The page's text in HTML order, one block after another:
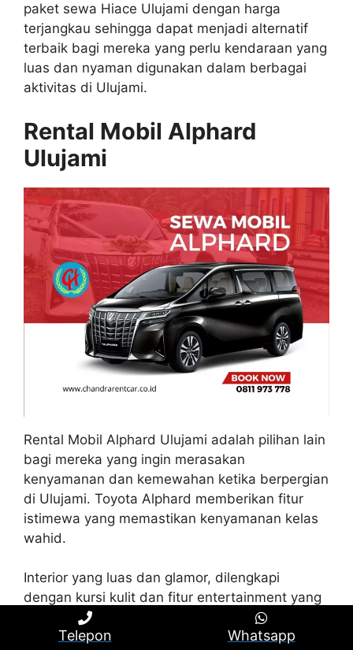
paket sewa Hiace Ulujami dengan harga
terjangkau sehingga dapat menjadi alternatif
terbaik bagi mereka yang perlu kendaraan yang
luas dan nyaman digunakan dalam berbagai
aktivitas di Ulujami.
Rental Mobil Alphard
Ulujami
Rental Mobil Alphard Ulujami adalah pilihan lain
bagi mereka yang ingin merasakan
kenyamanan dan kemewahan ketika berpergian
di Ulujami. Toyota Alphard memberikan fitur
istimewa yang memastikan kenyamanan kelas
wahid.
Interior yang luas dan glamor, dilengkapi
dengan kursi kulit dan fitur entertainment yang
canggih, sehingga membuat pengguna merasa
seperti berada di dalam kamar hotel mewah.
Telepon Whatsapp